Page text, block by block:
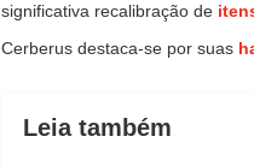
significativa recalibração de
Cerberus destaca-se por suas
Leia também